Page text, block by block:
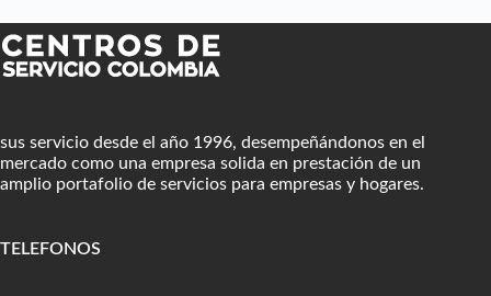
sus servicio desde el año 1996, desempeñándonos en el
mercado como una empresa solida en prestación de un
amplio portafolio de servicios para empresas y hogares.
TELEFONOS